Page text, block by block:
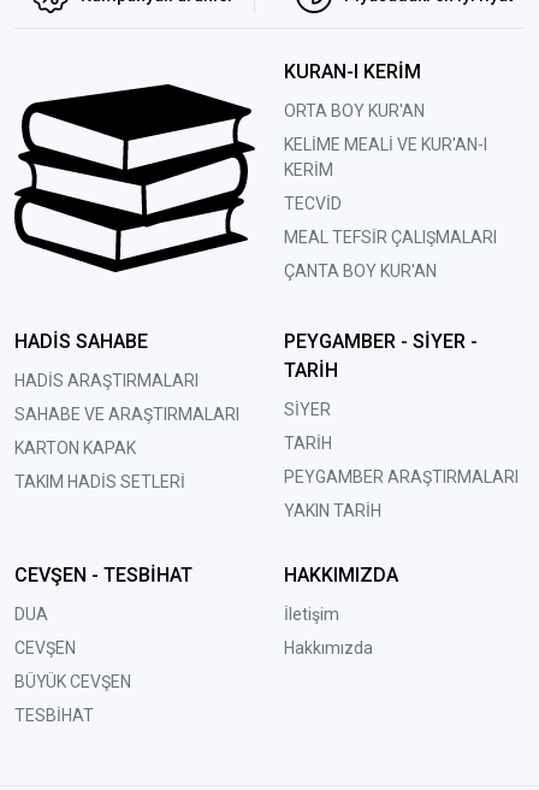
KURAN-I KERİM
ORTA BOY KUR'AN
KELİME MEALİ VE KUR'AN-I
KERİM
TECVİD
MEAL TEFSİR ÇALIŞMALARI
ÇANTA BOY KUR'AN
HADİS SAHABE
HADİS ARAŞTIRMALARI
SAHABE VE ARAŞTIRMALARI
KARTON KAPAK
TAKIM HADİS SETLERİ
PEYGAMBER - SİYER -
TARİH
SİYER
TARİH
PEYGAMBER ARAŞTIRMALARI
YAKIN TARİH
CEVŞEN - TESBİHAT
DUA
CEVŞEN
BÜYÜK CEVŞEN
TESBİHAT
HAKKIMIZDA
İletişim
Hakkımızda